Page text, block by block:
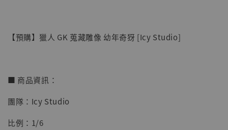
【店內現貨】七龍珠 系列蒐藏雕像 悟空 鳥山
【預購】獵人 GK 蒐藏雕像 幼年奇犽 [Icy Studio]
■ 商品資訊：
團隊：Icy Studio
比例：1/6